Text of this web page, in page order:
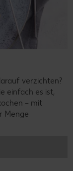
verzichten?
einfach es ist,
– mit
Menge